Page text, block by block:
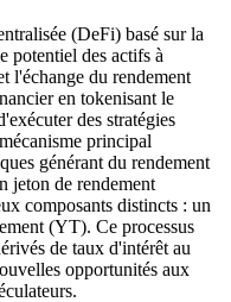
(DeFi) basé sur la
potentiel des actifs à
l'échange du rendement
en tokenisant le
des stratégies
principal
générant du rendement
jeton de rendement
composants distincts : un
(YT). Ce processus
de taux d'intérêt au
opportunités aux